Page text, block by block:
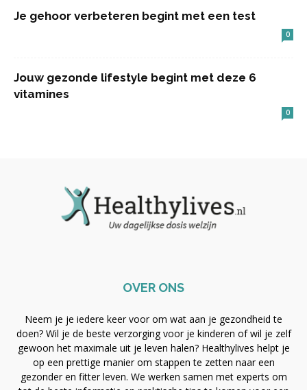
Je gehoor verbeteren begint met een test
0
Jouw gezonde lifestyle begint met deze 6
vitamines
0
OVER ONS
Neem je je iedere keer voor om wat aan je gezondheid te
doen? Wil je de beste verzorging voor je kinderen of wil je zelf
gewoon het maximale uit je leven halen? Healthylives helpt je
op een prettige manier om stappen te zetten naar een
gezonder en fitter leven. We werken samen met experts om